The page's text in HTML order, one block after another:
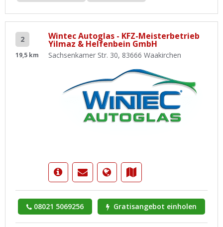
2
19,5 km
Wintec Autoglas - KFZ-Meisterbetrieb
Yilmaz & Helfenbein GmbH
Sachsenkamer Str. 30, 83666 Waakirchen
08021 5069256 Gratisangebot einholen